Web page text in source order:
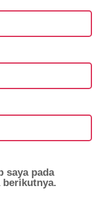
saya pada
berikutnya.